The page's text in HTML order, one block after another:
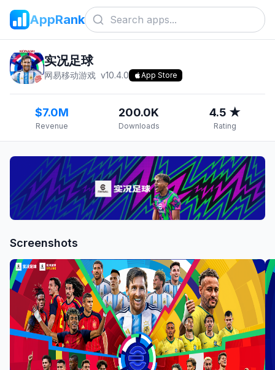
AppRank
实况足球
网易移动游戏 v10.4.0 App Store
$7.0M
Revenue
200.0K
Downloads
4.5 ★
Rating
Screenshots